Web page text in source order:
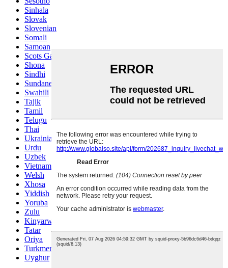
Sinhala
Slovak
Slovenian
Somali
Samoan
Scots Gaelic
Shona
Sindhi
Sundanese
Swahili
Tajik
Tamil
Telugu
Thai
Ukrainian
Urdu
Uzbek
Vietnamese
Welsh
Xhosa
Yiddish
Yoruba
Zulu
Kinyarwanda
Tatar
Oriya
Turkmen
Uyghur